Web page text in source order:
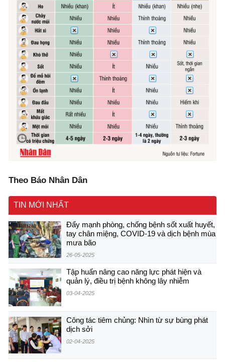
Theo Báo Nhân Dân
TIN MỚI NHẤT
Đẩy mạnh phòng, chống bệnh sốt xuất huyết,
tay chân miệng, COVID-19 và dịch bệnh mùa
mưa bão
26-05-2025
Tập huấn nâng cao năng lực phát hiện và
quản lý, điều trị bệnh không lây nhiễm
03-04-2025
Công tác tiêm chủng: Nhìn từ sự bùng phát
dịch sởi
02-04-2025